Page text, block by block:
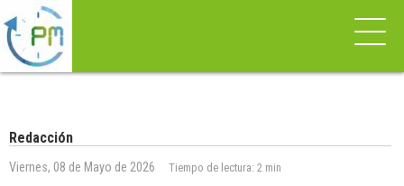
Redacción
Viernes, 08 de Mayo de 2026 Tiempo de lectura: 2 min